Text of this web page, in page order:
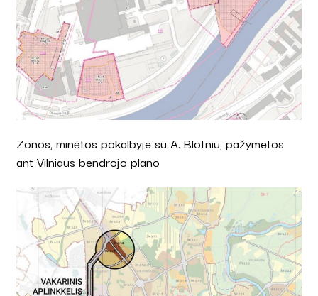
Zonos, minėtos pokalbyje su A. Blotniu, pažymetos
ant Vilniaus bendrojo plano